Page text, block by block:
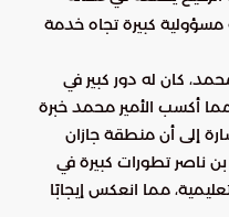
كبيرة تجاه خدمة
محمد، كان له دور كبير في
أكسب الأمير محمد خبرة
إلى أن منطقة جازان
ناصر تطورات كبيرة في
مما انعكس إيجابًا